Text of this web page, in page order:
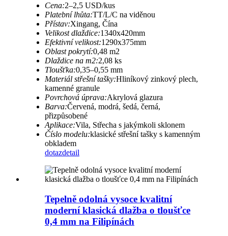
Cena:2–2,5 USD/kus
Platební lhůta:TT/L/C na viděnou
Přístav:Xingang, Čína
Velikost dlaždice:1340x420mm
Efektivní velikost:1290x375mm
Oblast pokrytí:0,48 m2
Dlaždice na m2:2,08 ks
Tloušťka:0,35–0,55 mm
Materiál střešní tašky:Hliníkový zinkový plech,
kamenné granule
Povrchová úprava:Akrylová glazura
Barva:Červená, modrá, šedá, černá,
přizpůsobené
Aplikace:Vila, Střecha s jakýmkoli sklonem
Číslo modelu:klasické střešní tašky s kamenným
obkladem
dotazdetail
Tepelně odolná vysoce kvalitní
moderní klasická dlažba o tloušťce
0,4 mm na Filipínách